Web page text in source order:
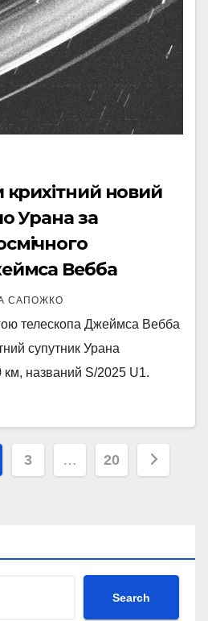
крихітний новий
Урана за
Вебба
САПОЖКО
телескопа Джеймса Вебба
супутник Урана
км, названий S/2025 U1.
3 … 20
Search